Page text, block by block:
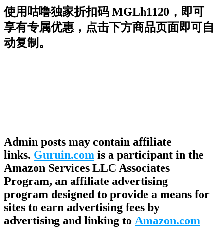
使用 咕噜独家折扣码 MGLh1120 ，即可
享有专属优惠，点击下方商品页面即可自
动复制。
Admin posts may contain affiliate
links. Guruin.com is a participant in the
Amazon Services LLC Associates
Program, an affiliate advertising
program designed to provide a means for
sites to earn advertising fees by
advertising and linking to Amazon.com